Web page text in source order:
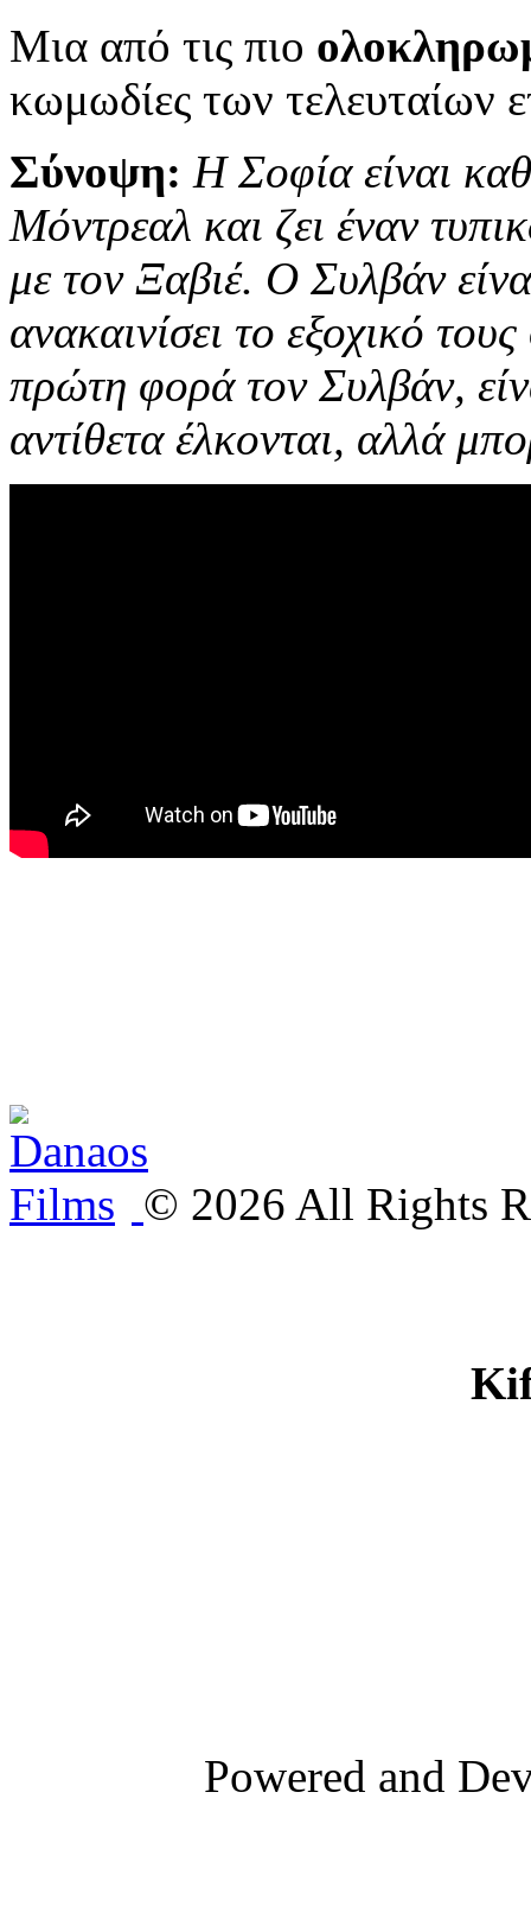
Μια από τις πιο
κωμωδίες των τελευταίων
Σύνοψη: Η Σοφία είναι
Μόντρεαλ και ζει έναν
με τον Ξαβιέ. Ο Συλβάν
ανακαινίσει το εξοχικό
πρώτη φορά τον Συλβάν,
αντίθετα έλκονται, αλλά
© 2026 All Rights
Powered and